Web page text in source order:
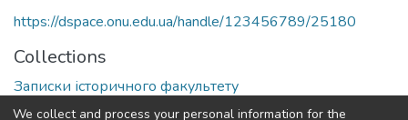
https://dspace.onu.edu.ua/handle/123456789/25180
Collections
Записки історичного факультету
We collect and process your personal information for the